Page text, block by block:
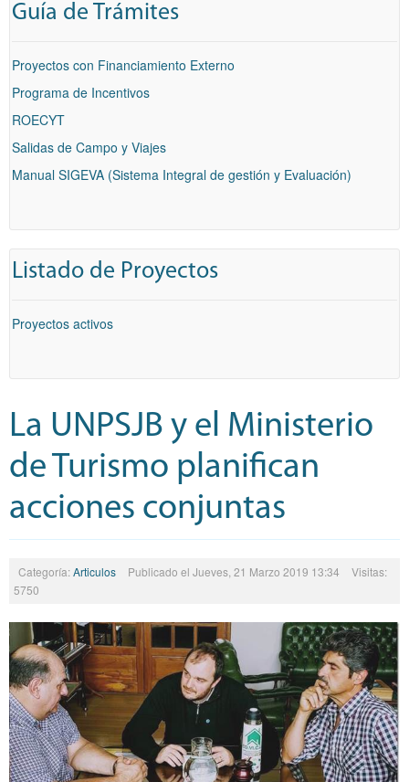
Guía de Trámites
Proyectos con Financiamiento Externo
Programa de Incentivos
ROECYT
Salidas de Campo y Viajes
Manual SIGEVA (Sistema Integral de gestión y Evaluación)
Listado de Proyectos
Proyectos activos
La UNPSJB y el Ministerio
de Turismo planifican
acciones conjuntas
Categoría:Articulos Publicado el Jueves, 21 Marzo 2019 13:34
Visitas:
5750